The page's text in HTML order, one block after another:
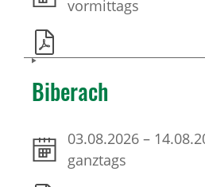
vormittags
Biberach
03.08.2026 –
ganztags